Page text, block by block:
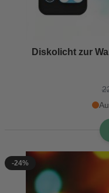
Diskolicht zur
-24%